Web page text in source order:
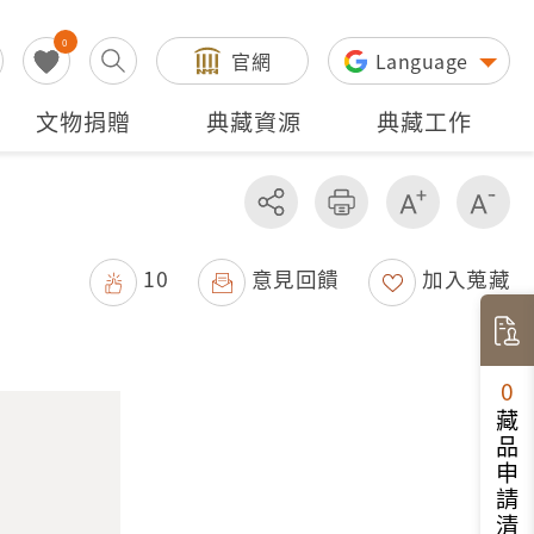
0
官網 Language
文物捐贈 典藏資源 典藏工作
分享 友善列印 增加字級
10 意見回饋 加入蒐藏
0
藏品申請清單